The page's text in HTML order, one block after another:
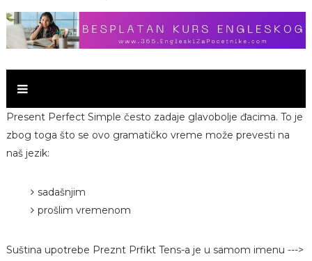
Present Perfect Simple često zadaje glavobolje đacima. To je
zbog toga što se ovo gramatičko vreme može prevesti na
naš jezik:
sadašnjim
prošlim vremenom
Suština upotrebe Preznt Prfikt Tens-a je u samom imenu --->